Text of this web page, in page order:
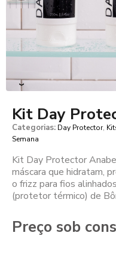
›
Kit Day
Categorias: Day Protector,
Semana
Kit Day Protector
máscara que hidratam,
o frizz para fios
(protetor térmico) de
Preço sob